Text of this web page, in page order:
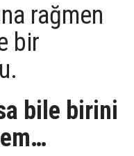
rağmen
bir
bile birini